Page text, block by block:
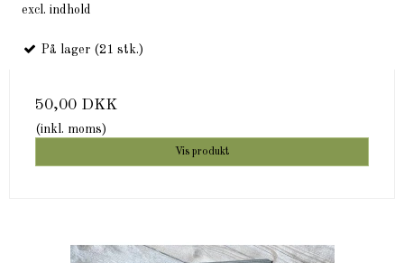
excl. indhold
På lager (21 stk.)
50,00 DKK
(inkl. moms)
Vis produkt